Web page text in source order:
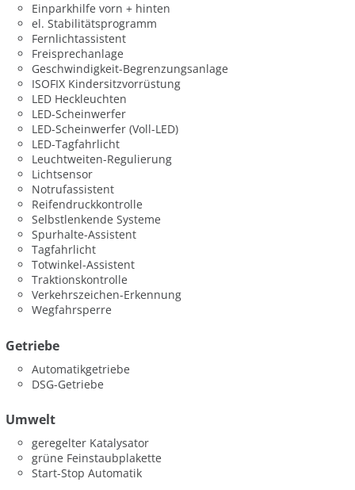
Einparkhilfe vorn + hinten
el. Stabilitätsprogramm
Fernlichtassistent
Freisprechanlage
Geschwindigkeit-Begrenzungsanlage
ISOFIX Kindersitzvorrüstung
LED Heckleuchten
LED-Scheinwerfer
LED-Scheinwerfer (Voll-LED)
LED-Tagfahrlicht
Leuchtweiten-Regulierung
Lichtsensor
Notrufassistent
Reifendruckkontrolle
Selbstlenkende Systeme
Spurhalte-Assistent
Tagfahrlicht
Totwinkel-Assistent
Traktionskontrolle
Verkehrszeichen-Erkennung
Wegfahrsperre
Getriebe
Automatikgetriebe
DSG-Getriebe
Umwelt
geregelter Katalysator
grüne Feinstaubplakette
Start-Stop Automatik